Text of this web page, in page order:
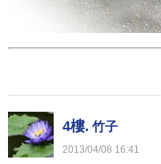
4樓. 竹子
2013/04/08 16:41